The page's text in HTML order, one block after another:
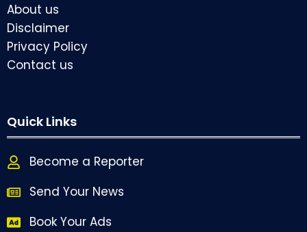
About us
Disclaimer
Privacy Policy
Contact us
Quick Links
Become a Reporter
Send Your News
Book Your Ads